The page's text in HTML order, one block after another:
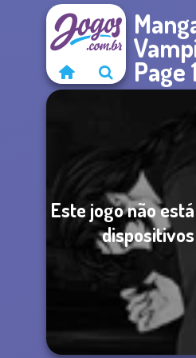
Page
Este jogo não